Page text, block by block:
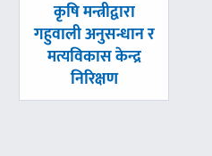
अघिल्लाे
-
कृषि मन्त्रीद्वारा
गहुवाली अनुसन्धान र
मत्यविकास केन्द्र
निरिक्षण